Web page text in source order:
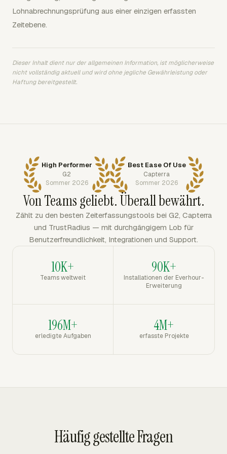
Lohnabrechnungsprüfung aus einer einzigen erfassten
Zeitebene.
Dieser Inhalt dient nur der allgemeinen Information, ist möglicherweise
nicht vollständig aktuell und wird ohne jegliche Gewährleistung oder
Haftung bereitgestellt.
High Performer
G2
Sommer 2026
Best Ease Of Use
Capterra
Sommer 2026
Von Teams geliebt. Überall bewährt.
Zählt zu den besten Zeiterfassungstools bei G2, Capterra
und TrustRadius — mit durchgängigem Lob für
Benutzerfreundlichkeit, Integrationen und Support.
10K+
Teams weltweit
90K+
Installationen der Everhour-
Erweiterung
196M+
erledigte Aufgaben
4M+
erfasste Projekte
Häufig gestellte Fragen